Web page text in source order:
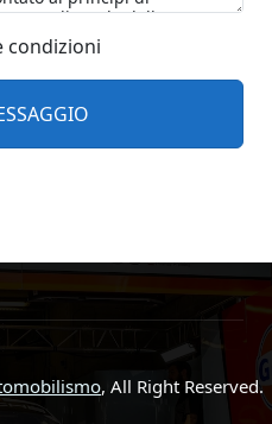
condizioni
, All Right Reserved.